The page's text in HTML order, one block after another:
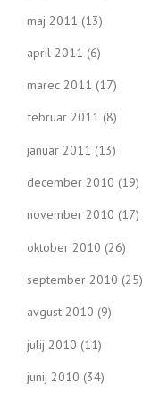
maj 2011 (13)
april 2011 (6)
marec 2011 (17)
februar 2011 (8)
januar 2011 (13)
december 2010 (19)
november 2010 (17)
oktober 2010 (26)
september 2010 (25)
avgust 2010 (9)
julij 2010 (11)
junij 2010 (34)